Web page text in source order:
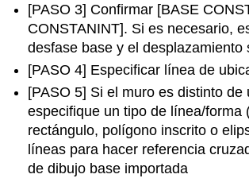
[PASO 3] Confirmar [BASE
CONSTANINT]. Si es necesario,
desfase base y el desplazamiento
[PASO 4] Especificar línea de
[PASO 5] Si el muro es distinto de
especifique un tipo de línea/forma
rectángulo, polígono inscrito o
líneas para hacer referencia
de dibujo base importada